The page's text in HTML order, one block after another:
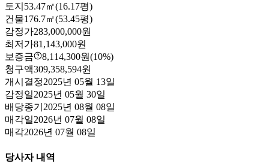
토지 53.47㎡(16.17평)
건물176.7㎡(53.45평)
감정가283,000,000원
최저가81,143,000원
보증금
8,114,300원(10%)
청구액309,358,594원
개시결정2025년 05월 13일
감정일2025년 05월 30일
배당종기 2025년 08월 08일
매각일2026년 07월 08일
매각2026년 07월 08일
당사자 내역